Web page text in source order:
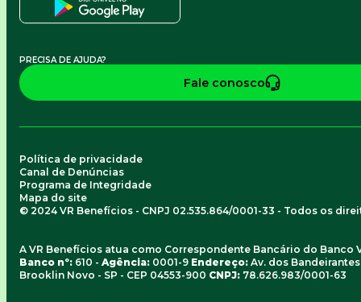
PRECISA DE AJUDA?
Fale conosco
© 2024 VR Benefícios - CNPJ 02.535.864/0001-33 - Todos os
Política de privacidade
Canal de Denúncias
Programa de Integridade
Mapa do site
A VR Benefícios atua como Correspondente Bancário do Banco
Banco nº: 610 - Agência: 0001-9 Endereço: Av. dos
Brooklin Novo - SP - CEP 04553-900 CNPJ: 78.626.983/0001-63